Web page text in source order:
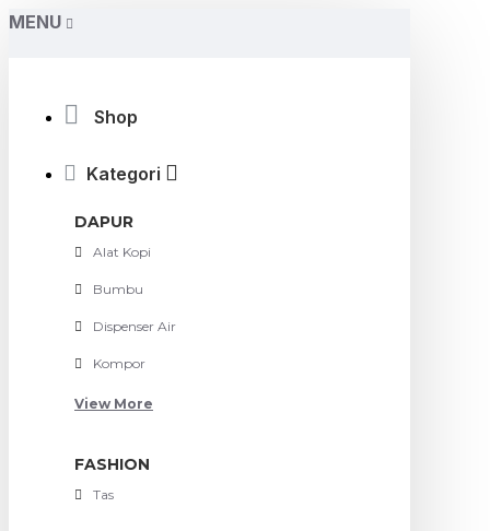
MENU
Shop
Kategori
DAPUR
Alat Kopi
Bumbu
Dispenser Air
Kompor
View More
FASHION
Tas